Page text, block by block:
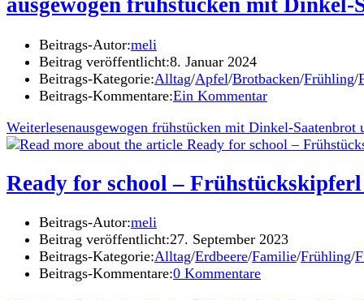
ausgewogen frühstücken mit
Beitrags-Autor:meli
Beitrag veröffentlicht:8. Januar 2024
Beitrags-Kategorie:Alltag/Apfel/Brotbacken/Frühling/
Beitrags-Kommentare:Ein Kommentar
Weiterlesenausgewogen frühstücken mit Dinkel-
Ready for school –
Beitrags-Autor:meli
Beitrag veröffentlicht:27. September 2023
Beitrags-Kategorie:Alltag/Erdbeere/Familie/Frühling/
Beitrags-Kommentare:0 Kommentare